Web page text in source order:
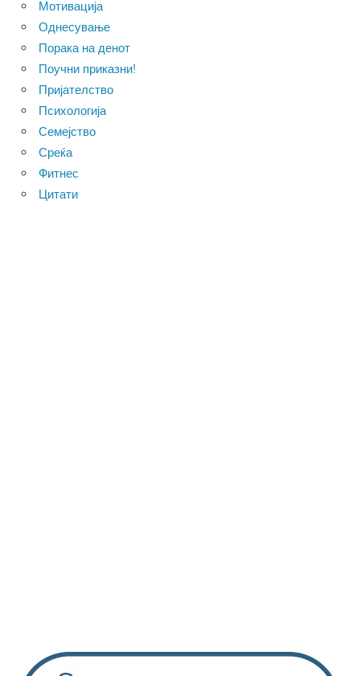
Мотивација
Однесување
Порака на денот
Поучни приказни!
Пријателство
Психологија
Семејство
Среќа
Фитнес
Цитати